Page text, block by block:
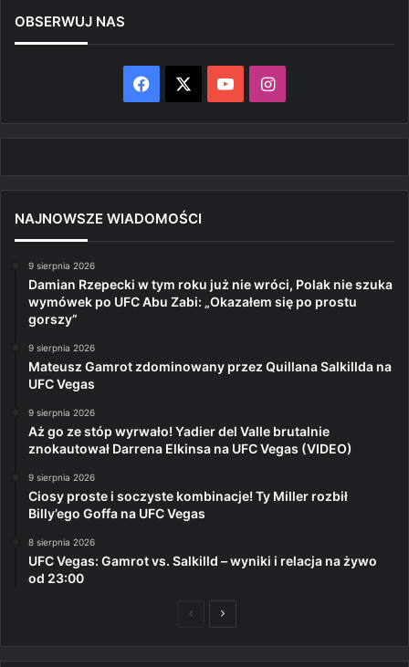
OBSERWUJ NAS
Facebook YouTubeInstagram
NAJNOWSZE WIADOMOŚCI
9 sierpnia 2026
Damian Rzepecki w tym roku już nie wróci, Polak nie szuka
wymówek po UFC Abu Zabi: „Okazałem się po prostu
gorszy”
9 sierpnia 2026
Mateusz Gamrot zdominowany przez Quillana Salkillda na
UFC Vegas
9 sierpnia 2026
Aż go ze stóp wyrwało! Yadier del Valle brutalnie
znokautował Darrena Elkinsa na UFC Vegas (VIDEO)
9 sierpnia 2026
Ciosy proste i soczyste kombinacje! Ty Miller rozbił
Billy’ego Goffa na UFC Vegas
8 sierpnia 2026
UFC Vegas: Gamrot vs. Salkilld – wyniki i relacja na żywo
od 23:00
PoprzedniaNastępna